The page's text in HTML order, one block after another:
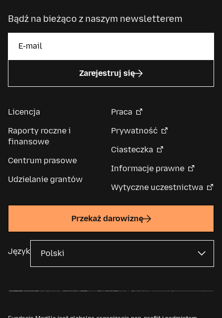
Bądź na bieżąco z naszym newsletterem
Zarejestruj się
Licencja
Raporty roczne i
finansowe
Centrum prasowe
Udzielanie grantów
Praca
Prywatność
Ciasteczka
Informacje prawne
Wytyczne uczestnictwa
Przekaż darowiznę
Język